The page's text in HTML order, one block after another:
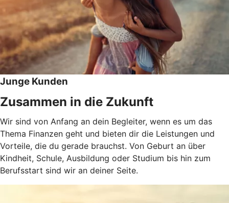
Junge Kunden
Zusammen in die Zukunft
Wir sind von Anfang an dein Begleiter, wenn es um das
Thema Finanzen geht und bieten dir die Leistungen und
Vorteile, die du gerade brauchst. Von Geburt an über
Kindheit, Schule, Ausbildung oder Studium bis hin zum
Berufsstart sind wir an deiner Seite.